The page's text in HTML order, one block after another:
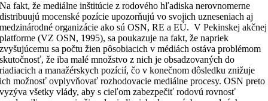
Na fakt, že mediálne inštitúcie z rodového hľadiska nerovnomerne
distribuujú mocenské pozície upozorňujú vo svojich uzneseniach aj
medzinárodné organizácie ako sú OSN, RE a EÚ. V Pekinskej akčnej
platforme (VZ OSN, 1995), sa poukazuje na fakt, že napriek
zvyšujúcemu sa počtu žien pôsobiacich v médiách ostáva problémom
skutočnosť, že iba malé množstvo z nich je obsadzovaných do
riadiacich a manažérskych pozícií, čo v konečnom dôsledku znižuje
ich možnosť ovplyvňovať rozhodovacie mediálne procesy. OSN preto
vyzýva všetky vlády, aby s cieľom zabezpečiť rodovú rovnosť